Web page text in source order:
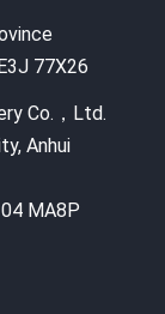
77X26
Co.，Ltd.
Anhui
MA8P